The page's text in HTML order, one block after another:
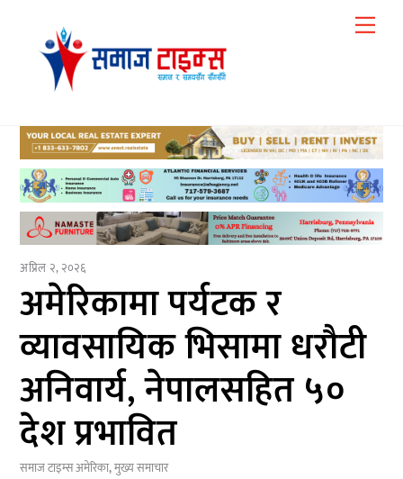
content
अप्रिल २, २०२६
अमेरिकामा पर्यटक र
व्यावसायिक भिसामा धरौटी
अनिवार्य, नेपालसहित ५०
देश प्रभावित
समाज टाइम्सअमेरिका,मुख्य समाचार